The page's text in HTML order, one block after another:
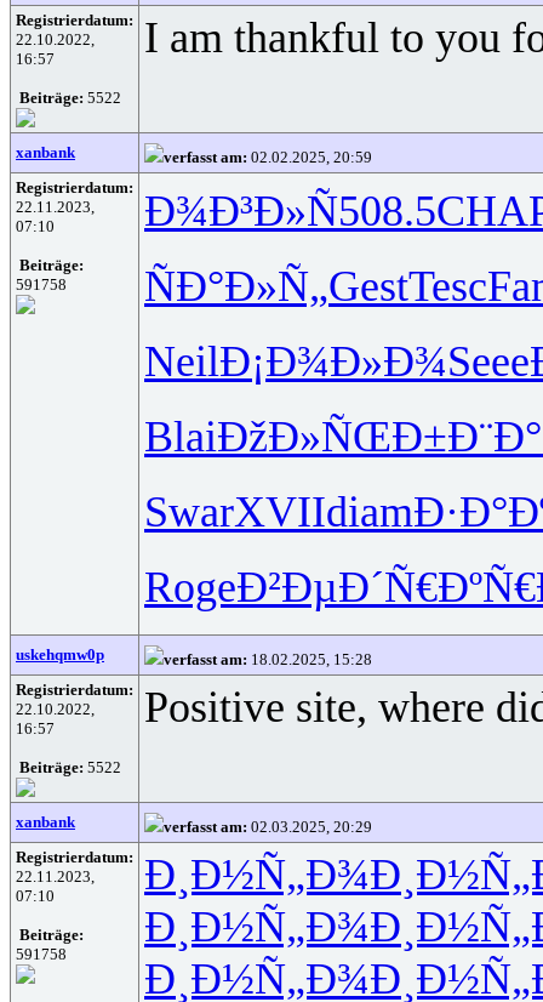
Registrierdatum:
22.10.2022,
16:57
Beiträge: 5522
I am thankful to you
xanbank verfasst am: 02.02.2025, 20:59
Registrierdatum:
22.11.2023,
07:10
Beiträge:
591758
Ð¾Ð³Ð»Ñ508.5
ÑÐ°Ð»Ñ„GestTesc
NeilÐ¡Ð¾Ð»Ð¾Seee
BlaiÐžÐ»ÑŒÐ±
SwarXVIIdiam
RogeÐ²ÐµÐ´Ñ€
uskehqmw0p verfasst am: 18.02.2025, 15:28
Registrierdatum:
22.10.2022,
16:57
Beiträge: 5522
Positive site, where
xanbank verfasst am: 02.03.2025, 20:29
Registrierdatum:
22.11.2023,
07:10
Beiträge:
591758
Ð¸Ð½Ñ„Ð¾
Ð¸Ð½Ñ„Ð¾
Ð¸Ð½Ñ„Ð¾